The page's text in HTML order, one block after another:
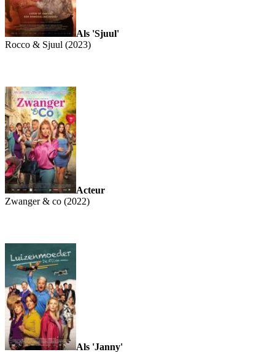
Als 'Sjuul'
Rocco & Sjuul (2023)
Acteur
Zwanger & co (2022)
Als 'Janny'